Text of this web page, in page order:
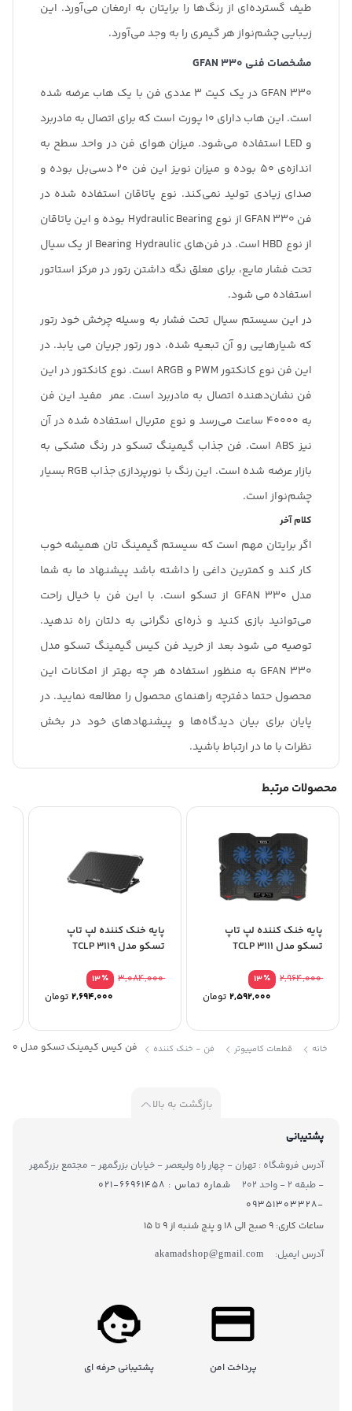
طیف گسترده‌ای از رنگ‌ها را برایتان به ارمغان می‌آورد. این
زیبایی چشم‌نواز هر گیمری را به وجد می‌آورد.
مشخصات فنی GFAN 330
GFAN 330 در یک کیت 3 عددی فن با یک هاب عرضه شده
است. این هاب دارای 10 پورت است که برای اتصال به مادربرد
و LED استفاده می‌شود. میزان هوای فن در واحد سطح به
اندازه‌‌ی 50 بوده و میزان نویز این فن 20 دسی‌بل بوده و
صدای زیادی تولید نمی‌کند. نوع یاتاقان استفاده شده در
فن GFAN 330 از نوع Hydraulic Bearing بوده و این یاتاقان
از نوع HBD است. در فن‌های Bearing Hydraulic از یک سیال
تحت فشار مایع، برای معلق نگه داشتن رتور در مرکز استاتور
استفاده می شود.
در این سیستم سیال تحت فشار به وسیله چرخش خود رتور
که شیارهایی رو آن تبعیه شده، دور رتور جریان می یابد. در
این فن‌ نوع کانکتور PWM و ARGB است. نوع کانکتور در این
فن نشان‌دهنده اتصال به مادربرد است. عمر مفید این فن
به 40000 ساعت می‌رسد و نوع متریال استفاده شده در آن
نیز ABS است. فن جذاب گیمینگ تسکو در رنگ مشکی به
بازار عرضه شده است. این رنگ با نورپردازی جذاب RGB بسیار
چشم‌نواز است.
کلام آخر
اگر برایتان مهم است که سیستم گیمینگ تان همیشه خوب
کار کند و کمترین داغی را داشته باشد پیشنهاد ما به شما
مدل GFAN 330 از تسکو است. با این فن با خیال راحت
می‌توانید بازی کنید و ذره‌ای نگرانی به دلتان راه ندهید.
توصیه می شود بعد از خرید فن کیس گیمینگ تسکو مدل
GFAN 330 به منظور استفاده هر چه بهتر از امکانات این
محصول حتما دفترچه راهنمای محصول را مطالعه نمایید. در
پایان برای بیان دیدگاه‌ها و پیشنهادهای خود در بخش
نظرات با ما در ارتباط باشید.
محصولات مرتبط
پایه خنک کننده لپ تاپ
تسکو مدل TCLP 3111
٪13
2,964,000
تومان
پایه خنک کننده لپ تاپ
تسکو مدل TCLP 3119
٪13
3,084,000
تومان
خانه قطعات کامپیوتر فن - خنک کننده فن کیس گیمینگ تسکو مدل GFAN 330
بازگشت به بالا
پشتیبانی
آدرس فروشگاه : تهران - چهار راه ولیعصر - خیابان بزرگمهر - مجتمع بزرگمهر
- طبقه ۲ - واحد ۲۰۲
شماره تماس : ۶۶۹۶۱۴۵۸-۰۲۱
-۰۹۳۵۱۳۰۳۳۲۸
ساعات کاری: 9 صبح الی 18 و پنج شنبه از 9 تا ۱5
آدرس ایمیل:
akamadshop@gmail.com
پرداخت امن پشتیبانی حرفه ای